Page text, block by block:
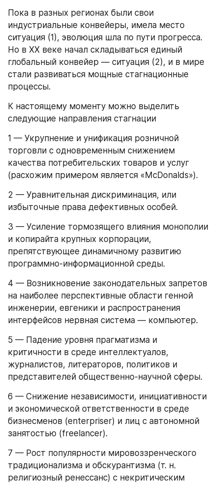
Пока в разных регионах были свои
индустриальные конвейеры, имела место
ситуация (1), эволюция шла по пути прогресса.
Но в XX веке начал складываться единый
глобальный конвейер — ситуация (2), и в мире
стали развиваться мощные стагнационные
процессы.
К настоящему моменту можно выделить
следующие направления стагнации
1 — Укрупнение и унификация розничной
торговли с одновременным снижением
качества потребительских товаров и услуг
(расхожим примером является «McDonalds»).
2 — Уравнительная дискриминация, или
избыточные права дефективных особей.
3 — Усиление тормозящего влияния монополии
и копирайта крупных корпорации,
препятствующее динамичному развитию
программно-информационной среды.
4 — Возникновение законодательных запретов
на наиболее перспективные области генной
инженерии, евгеники и распространения
интерфейсов нервная система — компьютер.
5 — Падение уровня прагматизма и
критичности в среде интеллектуалов,
журналистов, литераторов, политиков и
представителей общественно-научной сферы.
6 — Снижение независимости, инициативности
и экономической ответственности в среде
бизнесменов (enterpriser) и лиц с автономной
занятостью (freelancer).
7 — Рост популярности мировоззренческого
традиционализма и обскурантизма (т. н.
религиозный ренессанс) с некритическим